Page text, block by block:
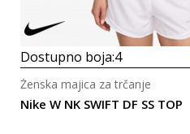
Dostupno boja:4
Nike W NK SWIFT DF SS TOP
Ženska majica za trčanje